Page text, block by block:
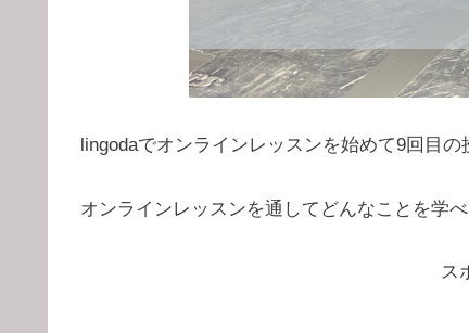
lingodaでオンラインレッスンを始めて9回目の
オンラインレッスンを通してどんなことを学
ス